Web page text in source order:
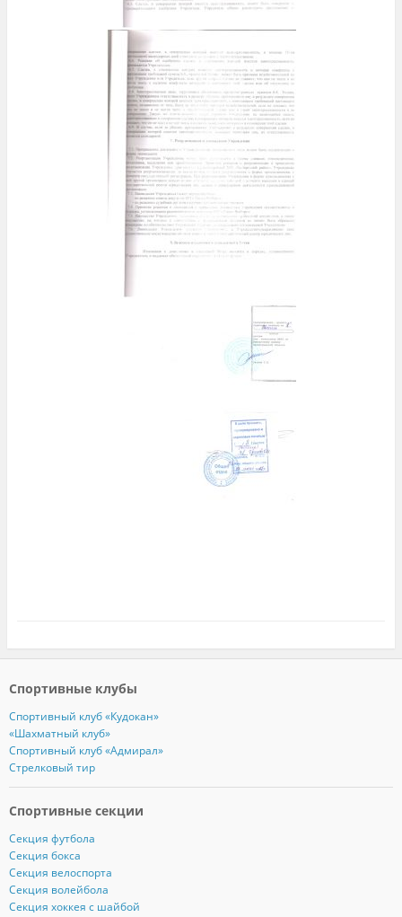
Спортивные клубы
Спортивный клуб «Кудокан»
«Шахматный клуб»
Спортивный клуб «Адмирал»
Стрелковый тир
Спортивные секции
Секция футбола
Секция бокса
Секция велоспорта
Секция волейбола
Секция хоккея с шайбой